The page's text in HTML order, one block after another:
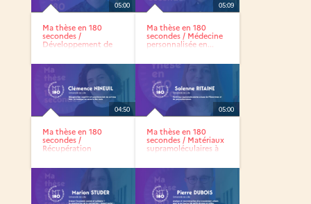
05:00
Ma thèse en 180
secondes /
Développement de
05:09
Ma thèse en 180
secondes / Médecine
personnalisée en...
04:50
Ma thèse en 180
secondes /
Récupération
05:00
Ma thèse en 180
secondes / Matériaux
supramoléculaires à